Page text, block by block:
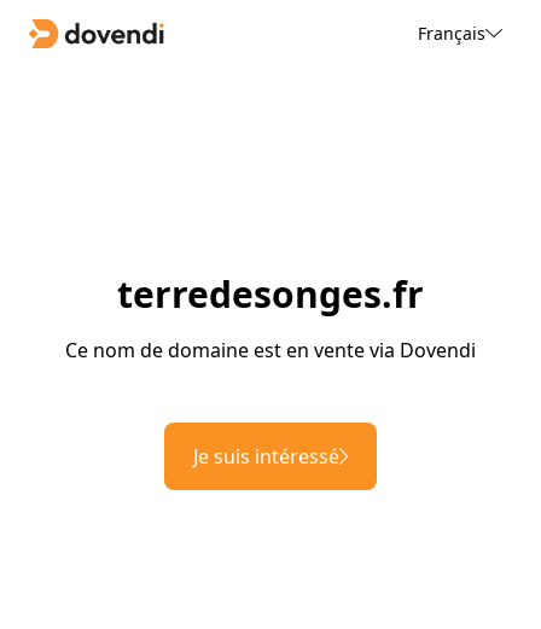
Français
terredesonges.fr
Ce nom de domaine est en vente via Dovendi
Je suis intéressé